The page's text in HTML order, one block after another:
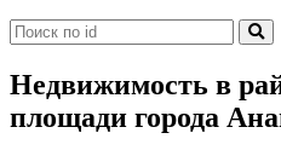
Недвижимость в
площади города